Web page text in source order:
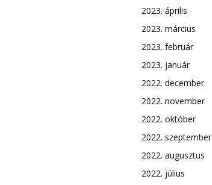
2023. április
2023. március
2023. február
2023. január
2022. december
2022. november
2022. október
2022. szeptember
2022. augusztus
2022. július